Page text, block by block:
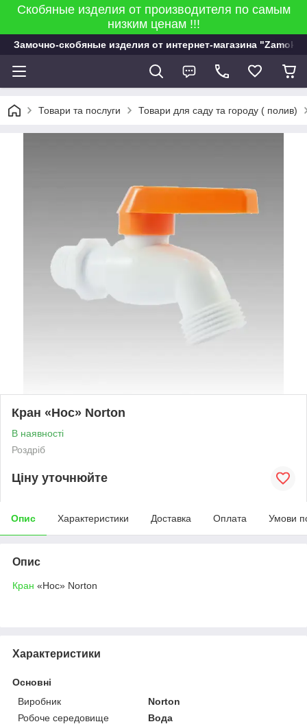
Скобяные изделия от производителя по самым
низким ценам !!!
Замочно-скобяные изделия от интернет-магазина "Zamok
Товари та послуги Товари для саду та городу ( полив)
Кран «Нос» Norton
В наявності
Роздріб
Ціну уточнюйте
Опис Характеристики Доставка Оплата Умови
Опис
Кран «Нос» Norton
Характеристики
Основні
Виробник
Norton
Робоче середовище
Вода